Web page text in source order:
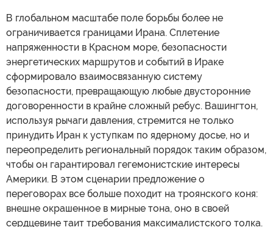
В глобальном масштабе поле борьбы более не
ограничивается границами Ирана. Сплетение
напряженности в Красном море, безопасности
энергетических маршрутов и событий в Ираке
сформировало взаимосвязанную систему
безопасности, превращающую любые двусторонние
договоренности в крайне сложный ребус. Вашингтон,
используя рычаги давления, стремится не только
принудить Иран к уступкам по ядерному досье, но и
переопределить региональный порядок таким образом,
чтобы он гарантировал гегемонистские интересы
Америки. В этом сценарии предложение о
переговорах все больше походит на троянского коня:
внешне окрашенное в мирные тона, оно в своей
сердцевине таит требования максималистского толка.